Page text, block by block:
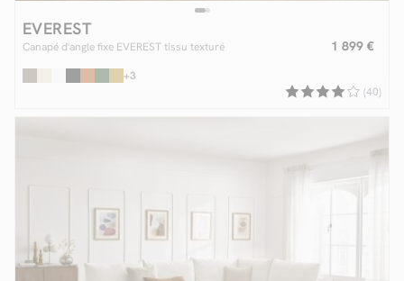
EVEREST
Canapé d'angle fixe EVEREST tissu texturé 1 899 €
+3
(40)